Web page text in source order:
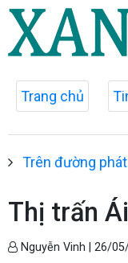
Trang chủ
Trên đường
Thị trấn
Nguyễn Vinh | 26/